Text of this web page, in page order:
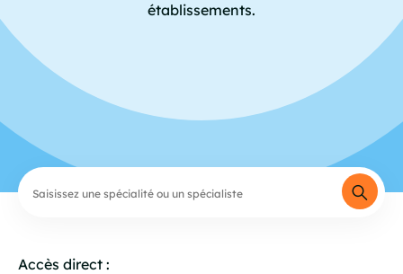
établissements.
Accès direct :